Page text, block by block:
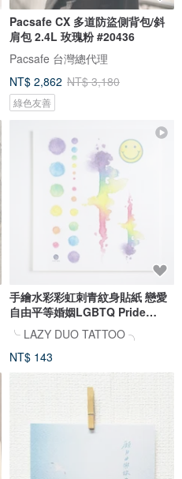
Pacsafe CX 多道防盜側背包/斜
肩包 2.4L 玫瑰粉 #20436
Pacsafe 台灣總代理
NT$ 2,862 NT$ 3,180
綠色友善
手繪水彩彩虹刺青紋身貼紙 戀愛
自由平等婚姻LGBTQ Pride
Rainbow
╰ LAZY DUO TATTOO ╮
NT$ 143